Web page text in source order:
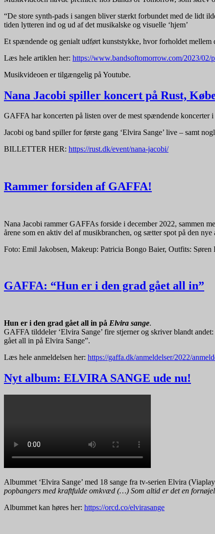
“De store synth-pads i sangen bliver stærkt forbundet med de lidt
tiden lytteren ind og ud af det musikalske og visuelle ‘hjem’
Et spændende og genialt udført kunststykke, hvor forholdet
Læs hele artiklen her: https://www.bandsoftomorrow.com/2023/02/
Musikvideoen er tilgængelig på Youtube.
Nana Jacobi spiller koncert på Rust,
GAFFA har koncerten på listen over de mest spændende koncerter i
Jacobi og band spiller for første gang ‘Elvira Sange’ live – samt
BILLETTER HER: https://rust.dk/event/nana-jacobi/
Rammer forsiden af GAFFA!
Nana Jacobi rammer GAFFAs forside i december 2022, sammen
årene som en aktiv del af musikbranchen, og sætter spot på den nye
Foto: Emil Jakobsen, Makeup: Patricia Bongo Baier, Outfits:
GAFFA: “Hun er i den grad gået all in”
Hun er i den grad gået all in på Elvira sange.
GAFFA tilddeler ‘Elvira Sange’ fire stjerner og skriver blandt
gået all in på Elvira Sange”.
Læs hele anmeldelsen her: https://gaffa.dk/anmeldelser/2022/
Nyt album: ELVIRA SANGE ude nu!
Albummet ‘Elvira Sange’ med 18 sange fra tv-serien Elvira
popbangers med kraftfulde omkvæd (…) Som altid er det en
Albummet kan høres her: https://orcd.co/elvirasange